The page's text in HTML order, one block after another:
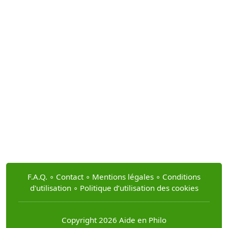
F.A.Q. ∘ Contact ∘ Mentions légales ∘ Conditions
d'utilisation∘ Politique d’utilisation des cookies
Copyright 2026 Aide en Philo